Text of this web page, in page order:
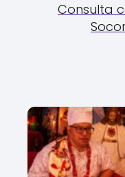
Consulta